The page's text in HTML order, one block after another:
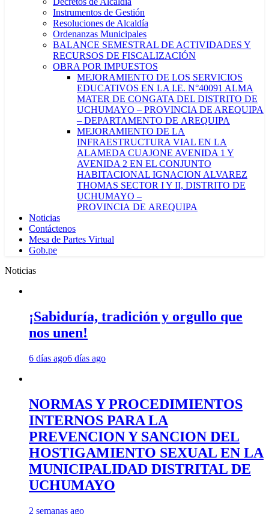
Instrumentos de Gestión
Resoluciones de Alcaldía
Ordenanzas Municipales
BALANCE SEMESTRAL DE ACTIVIDADES Y
RECURSOS DE FISCALIZACIÓN
OBRA POR IMPUESTOS
MEJORAMIENTO DE LOS SERVICIOS
EDUCATIVOS EN LA I.E. N°40091 ALMA
MATER DE CONGATA DEL DISTRITO DE
UCHUMAYO – PROVINCIA DE AREQUIPA
– DEPARTAMENTO DE AREQUIPA
MEJORAMIENTO DE LA
INFRAESTRUCTURA VIAL EN LA
ALAMEDA CUAJONE AVENIDA 1 Y
AVENIDA 2 EN EL CONJUNTO
HABITACIONAL IGNACION ALVAREZ
THOMAS SECTOR I Y II, DISTRITO DE
UCHUMAYO –
PROVINCIA DE AREQUIPA
Noticias
Contáctenos
Mesa de Partes Virtual
Gob.pe
Noticias
¡Sabiduría, tradición y orgullo que
nos unen!
6 días ago6 días ago
NORMAS Y PROCEDIMIENTOS
INTERNOS PARA LA
PREVENCION Y SANCION DEL
HOSTIGAMIENTO SEXUAL EN LA
MUNICIPALIDAD DISTRITAL DE
UCHUMAYO
2 semanas ago